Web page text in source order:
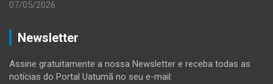
07/05/2026
Newsletter
Assine gratuitamente a nossa Newsletter e receba todas as
notícias do Portal Uatumã no seu e-mail: